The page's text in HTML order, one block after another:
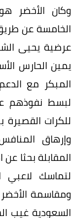
وكان الأخضر
الخامسة عن
عرضية يحيى
يمين الحارس
المبكر مع
لبسط نفوذهم
للكرات
وإرهاق
المقابلة بحثا
لتماسك لاعبي
ومقاسمة
السعودية غيب